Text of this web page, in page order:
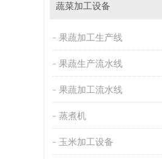
蔬菜加工设备
果蔬加工生产线
果蔬生产流水线
果蔬加工流水线
蒸煮机
玉米加工设备